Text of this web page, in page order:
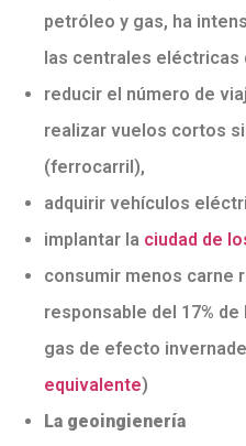
petróleo y gas, ha
las centrales eléctricas
reducir el número de
realizar vuelos cortos
(ferrocarril),
adquirir vehículos
implantar la ciudad de
consumir menos carne
responsable del 17%
gas de efecto
equivalente)
La geoingienería